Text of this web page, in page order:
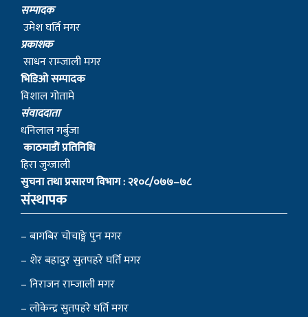
सम्पादक
उमेश घर्ति मगर
प्रकाशक
साधन राम्जाली मगर
भिडिओ सम्पादक
विशाल गोतामे
स‌ंवाददाता
धनिलाल गर्बुजा
काठमाडाैं प्रतिनिधि
हिरा जुग्जाली
सुचना तथा प्रसारण विभाग : २१०८/०७७–७८
संस्थापक
– बागबिर चोचाङ्गे पुन मगर
– शेर बहादुर सुतपहरे घर्ति मगर
– निराजन राम्जाली मगर
– लोकेन्द्र सुतपहरे घर्ति मगर